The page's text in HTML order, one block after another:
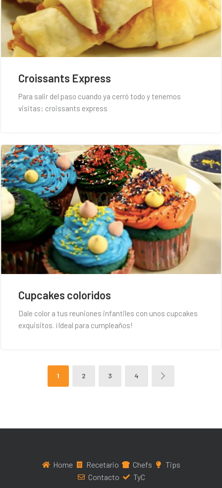
Croissants Express
Para salir del paso cuando ya cerró todo y tenemos
visitas: croissants express
Cupcakes coloridos
Dale color a tus reuniones infantiles con unos cupcakes
exquisitos. ¡Ideal para cumpleaños!
1 2 3 4
Home Recetario Chefs
Tips
Contacto
TyC